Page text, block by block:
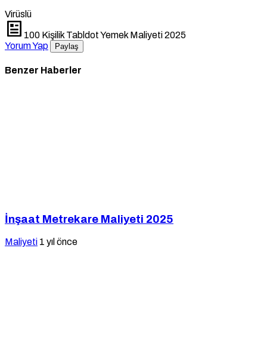
Virüslü
100 Kişilik Tabldot Yemek Maliyeti 2025
Yorum Yap
Paylaş
Benzer Haberler
İnşaat Metrekare Maliyeti 2025
Maliyeti 1 yıl önce